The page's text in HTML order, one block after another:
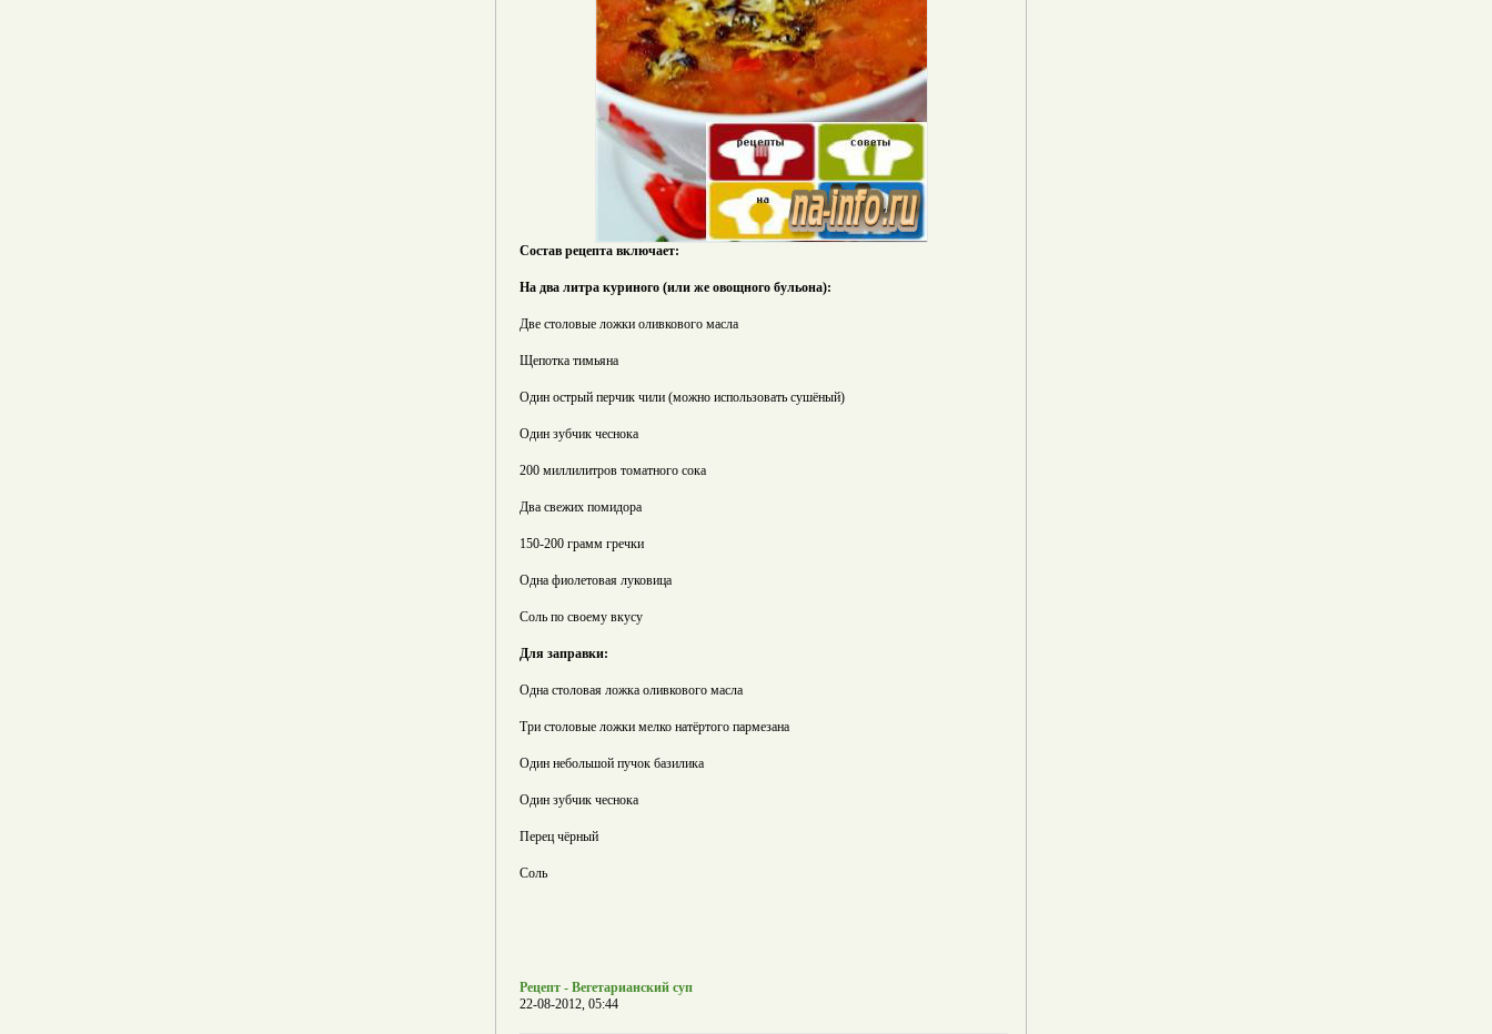
Состав рецепта включает:
На два литра куриного (или же овощного бульона):
Две столовые ложки оливкового масла
Щепотка тимьяна
Один острый перчик чили (можно использовать сушёный)
Один зубчик чеснока
200 миллилитров томатного сока
Два свежих помидора
150-200 грамм гречки
Одна фиолетовая луковица
Соль по своему вкусу
Для заправки:
Одна столовая ложка оливкового масла
Три столовые ложки мелко натёртого пармезана
Один небольшой пучок базилика
Один зубчик чеснока
Перец чёрный
Соль
Рецепт - Вегетарианский суп
22-08-2012, 05:44